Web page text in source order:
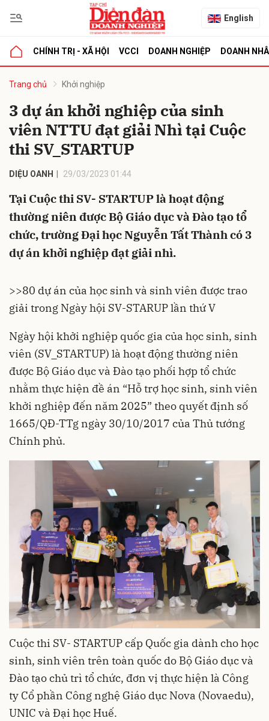
English
CHÍNH TRỊ - XÃ HỘI VCCI DOANH NGHIỆP DOANH
Trang chủ Khởi nghiệp
3 dự án khởi nghiệp của sinh
viên NTTU đạt giải Nhì tại Cuộc
thi SV_STARTUP
DIỆU OANH 29/03/2023 01:44
Tại Cuộc thi SV- STARTUP là hoạt động
thường niên được Bộ Giáo dục và Đào tạo tổ
chức, trường Đại học Nguyễn Tất Thành có 3
dự án khởi nghiệp đạt giải nhì.
>>80 dự án của học sinh và sinh viên được trao
giải trong Ngày hội SV-STARUP lần thứ V
Ngày hội khởi nghiệp quốc gia của học sinh, sinh
viên (SV_STARTUP) là hoạt động thường niên
được Bộ Giáo dục và Đào tạo phối hợp tổ chức
nhằm thực hiện đề án “Hỗ trợ học sinh, sinh viên
khởi nghiệp đến năm 2025” theo quyết định số
1665/QĐ-TTg ngày 30/10/2017 của Thủ tướng
Chính phủ.
Cuộc thi SV- STARTUP cấp Quốc gia dành cho học
sinh, sinh viên trên toàn quốc do Bộ Giáo dục và
Đào tạo chủ trì tổ chức, đơn vị thực hiện là Công
ty Cổ phần Công nghệ Giáo dục Nova (Novaedu),
UNIC và Đại học Huế.
luận
Hủy